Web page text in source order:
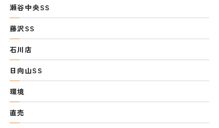
瀬谷中央SS
藤沢SS
石川店
日向山SS
環境
直売